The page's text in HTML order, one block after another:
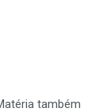
também